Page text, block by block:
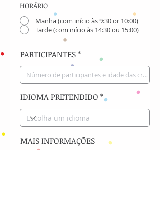
HORÁRIO
Manhã (com início às 9:30 or 10:00)
Tarde (com início às 14:30 ou 15:00)
PARTICIPANTES
IDIOMA PRETENDIDO
MAIS INFORMAÇÕES